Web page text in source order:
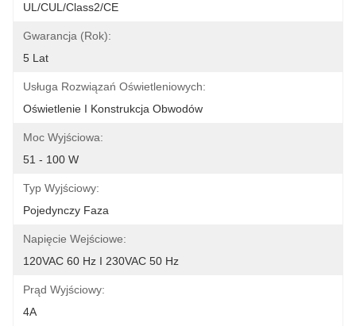
UL/cUL/Class2/CE
Gwarancja (rok):
5 Lat
Usługa Rozwiązań Oświetleniowych:
Oświetlenie I Konstrukcja Obwodów
Moc Wyjściowa:
51 - 100 W
Typ Wyjściowy:
Pojedynczy Faza
Napięcie Wejściowe:
120VAC 60 Hz I 230VAC 50 Hz
Prąd Wyjściowy:
4A